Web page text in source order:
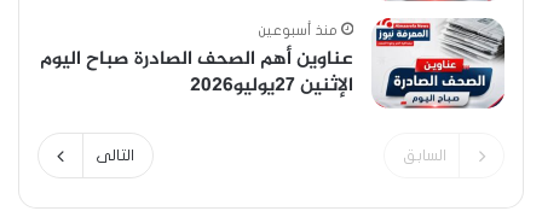
منذ أسبوعين
عناوين أهم الصحف الصادرة صباح اليوم
الإثنين 27يوليو2026
السابق التالى